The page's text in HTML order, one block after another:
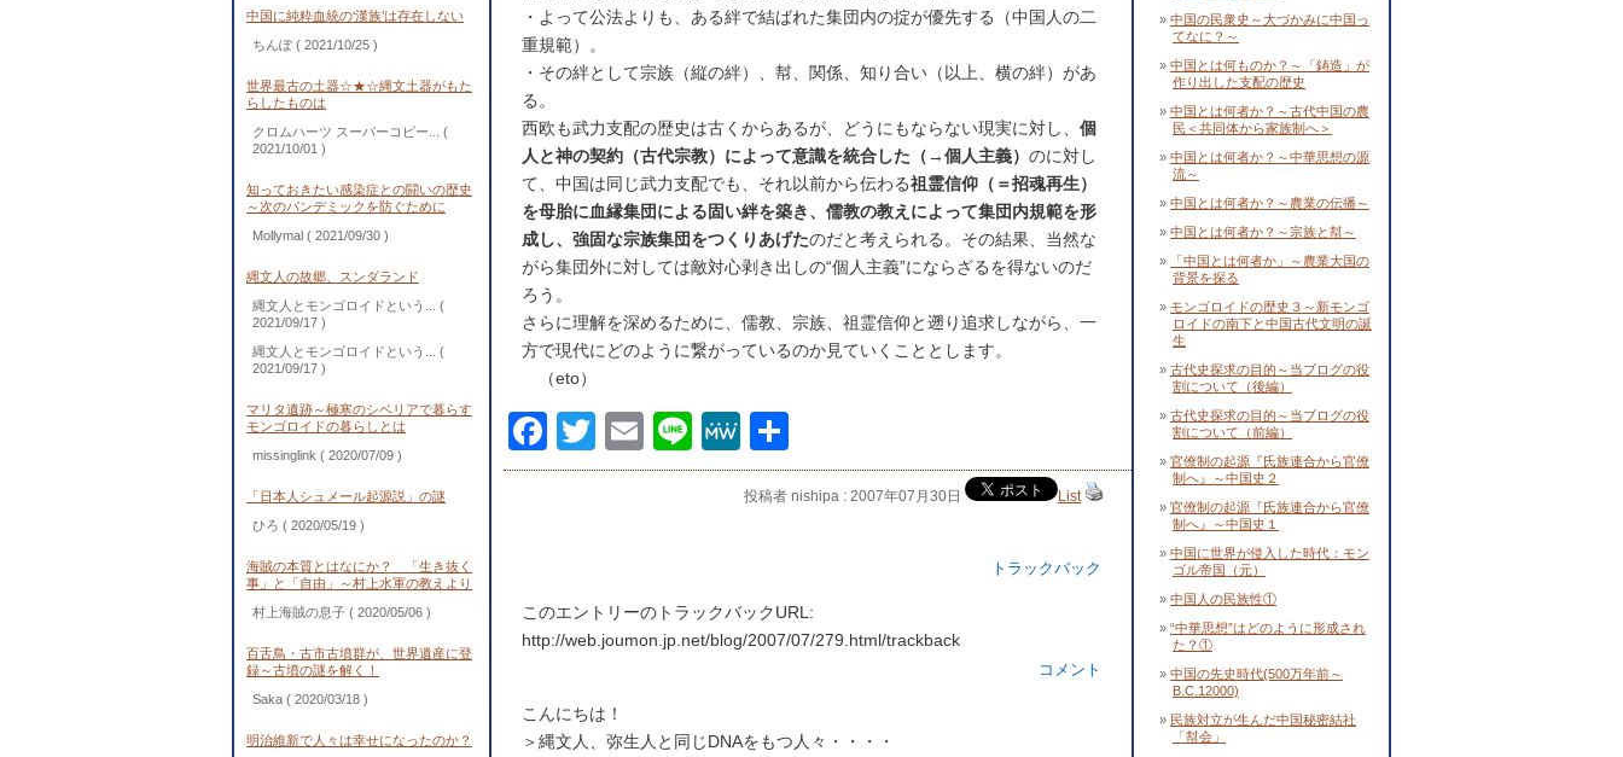
中国に純粋血統の‘漢族’は存在しない
ちんぽ( 2021/10/25 )
世界最古の土器☆★☆縄文土器がもた
らしたものは
クロムハーツ スーパーコピー... (
2021/10/01 )
知っておきたい感染症との闘いの歴史
～次のパンデミックを防ぐために
Mollymal ( 2021/09/30 )
縄文人の故郷、スンダランド
縄文人とモンゴロイドという... (
2021/09/17 )
縄文人とモンゴロイドという... (
2021/09/17 )
マリタ遺跡～極寒のシベリアで暮らす
モンゴロイドの暮らしとは
missinglink ( 2020/07/09 )
「日本人シュメール起源説」の謎
ひろ ( 2020/05/19 )
海賊の本質とはなにか？ 「生き抜く
事」と「自由」～村上水軍の教えより
村上海賊の息子 ( 2020/05/06 )
百舌鳥・古市古墳群が、世界遺産に登
録～古墳の謎を解く！
Saka ( 2020/03/18 )
明治維新で人々は幸せになったのか？
・よって公法よりも、ある絆で結ばれた集団内の掟が優先する（中国人の二
重規範）。
・その絆として宗族（縦の絆）、幇、関係、知り合い（以上、横の絆）があ
る。
西欧も武力支配の歴史は古くからあるが、どうにもならない現実に対し、 個
人と神の契約（古代宗教）によって意識を統合した（→個人主義） のに対し
て、中国は同じ武力支配でも、それ以前から伝わる祖霊信仰（＝招魂再生）
を母胎に血縁集団による固い絆を築き、儒教の教えによって集団内規範を形
成し、強固な宗族集団をつくりあげたのだと考えられる。その結果、当然な
がら集団外に対しては敵対心剥き出しの“個人主義”にならざるを得ないのだ
ろう。
さらに理解を深めるために、儒教、宗族、祖霊信仰と遡り追求しながら、一
方で現代にどのように繋がっているのか見ていくこととします。
（eto）
Facebook
Twitter
EmailLineMeWe
有
投稿者 nishipa : 2007年07月30日 List
トラックバック
このエントリーのトラックバックURL:
http://web.joumon.jp.net/blog/2007/07/279.html/trackback
コメント
こんにちは！
＞縄文人、弥生人と同じDNAをもつ人々・・・・
中国の民衆史～大づかみに中国っ
てなに？～
中国とは何ものか？～「鋳造」が
作り出した支配の歴史
中国とは何者か？～古代中国の農
民＜共同体から家族制へ＞
中国とは何者か？～中華思想の源
流～
中国とは何者か？～農業の伝播～
中国とは何者か？～宗族と幇～
「中国とは何者か」～農業大国の
背景を探る
モンゴロイドの歴史３～新モンゴ
ロイドの南下と中国古代文明の誕
生
古代史探求の目的～当ブログの役
割について（後編）
古代史探求の目的～当ブログの役
割について（前編）
官僚制の起源『氏族連合から官僚
制へ』～中国史２
官僚制の起源『氏族連合から官僚
制へ』～中国史１
中国に世界が侵入した時代：モン
ゴル帝国（元）
中国人の民族性①
“中華思想”はどのように形成され
た？①
中国の先史時代(500万年前～
B.C.12000)
民族対立が生んだ中国秘密結社
「幇会」